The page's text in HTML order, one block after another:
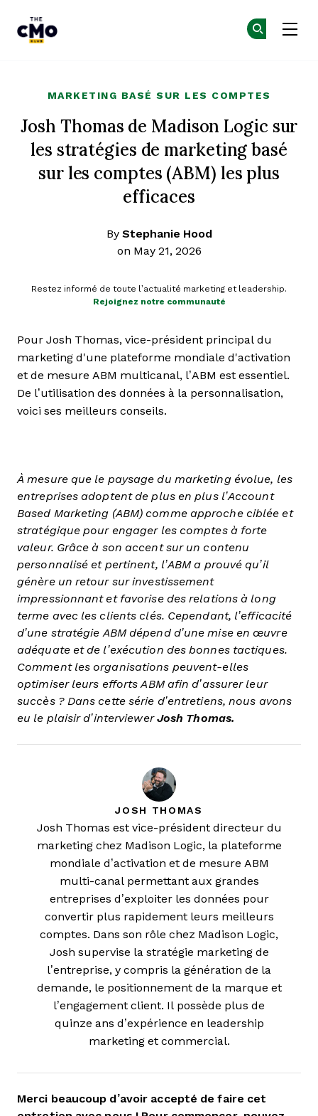
MARKETING BASÉ SUR LES COMPTES
Josh Thomas de Madison Logic sur
les stratégies de marketing basé
sur les comptes (ABM) les plus
efficaces
By Stephanie Hood
on May 21, 2026
Restez informé de toute l’actualité marketing et leadership.
Rejoignez notre communauté
Pour Josh Thomas, vice-président principal du
marketing d'une plateforme mondiale d'activation
et de mesure ABM multicanal, l’ABM est essentiel.
De l’utilisation des données à la personnalisation,
voici ses meilleurs conseils.
À mesure que le paysage du marketing évolue, les
entreprises adoptent de plus en plus l’Account
Based Marketing (ABM) comme approche ciblée et
stratégique pour engager les comptes à forte
valeur. Grâce à son accent sur un contenu
personnalisé et pertinent, l’ABM a prouvé qu’il
génère un retour sur investissement
impressionnant et favorise des relations à long
terme avec les clients clés. Cependant, l’efficacité
d’une stratégie ABM dépend d’une mise en œuvre
adéquate et de l’exécution des bonnes tactiques.
Comment les organisations peuvent-elles
optimiser leurs efforts ABM afin d’assurer leur
succès ? Dans cette série d’entretiens, nous avons
eu le plaisir d’interviewerJosh Thomas.
JOSH THOMAS
Josh Thomas est vice-président directeur du
marketing chez Madison Logic, la plateforme
mondiale d’activation et de mesure ABM
multi-canal permettant aux grandes
entreprises d’exploiter les données pour
convertir plus rapidement leurs meilleurs
comptes. Dans son rôle chez Madison Logic,
Josh supervise la stratégie marketing de
l’entreprise, y compris la génération de la
demande, le positionnement de la marque et
l’engagement client. Il possède plus de
quinze ans d’expérience en leadership
marketing et commercial.
Merci beaucoup d’avoir accepté de faire cet